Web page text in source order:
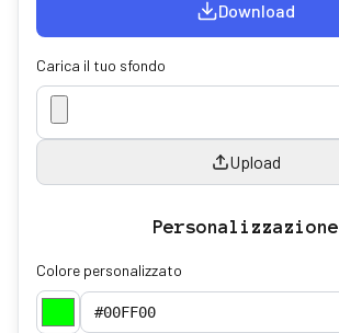
Download
Carica il tuo sfondo
Upload
Personalizzazione
Colore personalizzato